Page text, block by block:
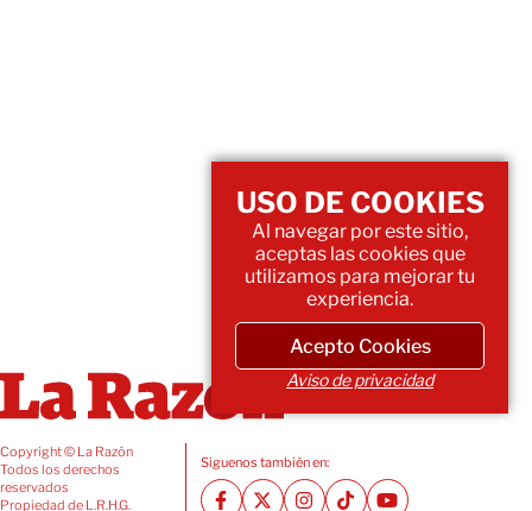
Copyright © La Razón
Todos los derechos
reservados
Propiedad de L.R.H.G.
Siguenos también en:
USO DE COOKIES
Al navegar por este sitio,
aceptas las cookies que
utilizamos para mejorar tu
experiencia.
Acepto Cookies
Aviso de privacidad